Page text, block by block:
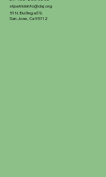
stpatrickinfo@dsj.org
51 N. Đường số 9,
San Jose, Ca 95112